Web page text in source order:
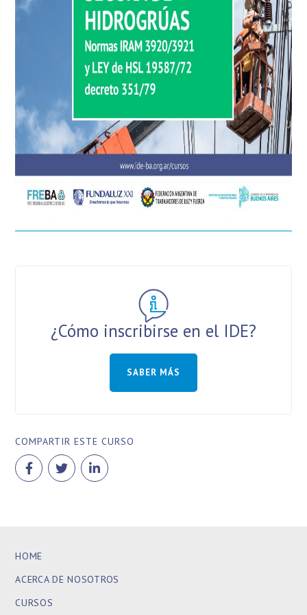
¿Cómo inscribirse en el IDE?
SABER MÁS
COMPARTIR ESTE CURSO
HOME
ACERCA DE NOSOTROS
CURSOS